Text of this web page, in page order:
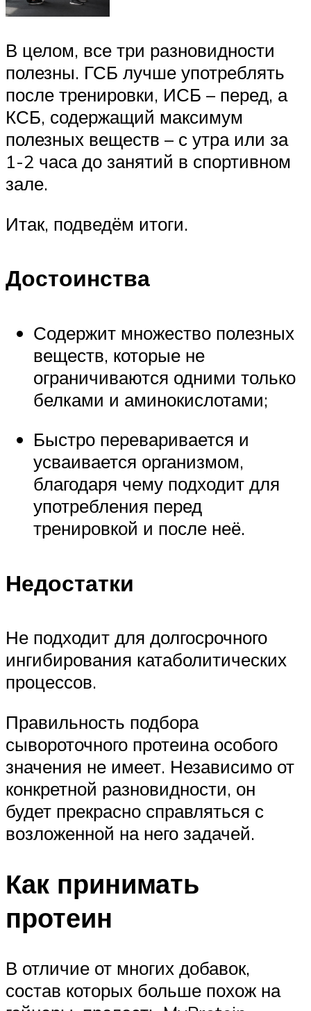
В целом, все три разновидности
полезны. ГСБ лучше употреблять
после тренировки, ИСБ – перед, а
КСБ, содержащий максимум
полезных веществ – с утра или за
1-2 часа до занятий в спортивном
зале.
Итак, подведём итоги.
Достоинства
Содержит множество полезных
веществ, которые не
ограничиваются одними только
белками и аминокислотами;
Быстро переваривается и
усваивается организмом,
благодаря чему подходит для
употребления перед
тренировкой и после неё.
Недостатки
Не подходит для долгосрочного
ингибирования катаболитических
процессов.
Правильность подбора
сывороточного протеина особого
значения не имеет. Независимо от
конкретной разновидности, он
будет прекрасно справляться с
возложенной на него задачей.
Как принимать
протеин
В отличие от многих добавок,
состав которых больше похож на